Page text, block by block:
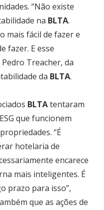
“Não existe
na BLTA.
mais fácil de fazer e
fazer. E esse
Treacher, da
da BLTA.
BLTAtentaram
que funcionem
“É
hotelaria de
encarece
mais inteligentes. É
prazo para isso”,
que as ações de